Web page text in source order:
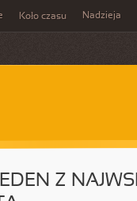
Koło czasu Nadzieja
Z